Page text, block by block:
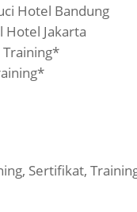
Hotel Bandung
Hotel Jakarta
Training*
Sertifikat,